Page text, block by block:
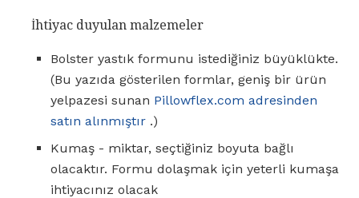
İhtiyac duyulan malzemeler
Bolster yastık formunu istediğiniz büyüklükte.
(Bu yazıda gösterilen formlar, geniş bir ürün
yelpazesi sunan Pillowflex.com adresinden
satın alınmıştır .)
Kumaş - miktar, seçtiğiniz boyuta bağlı
olacaktır. Formu dolaşmak için yeterli kumaşa
ihtiyacınız olacak